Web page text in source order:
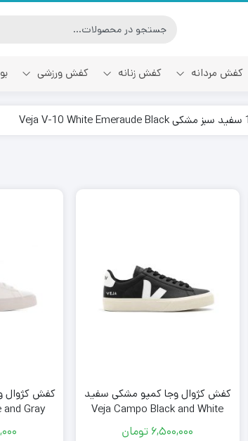
آدیداس آفوایت
کفش مردانه کفش زنانه کفش ورزشی
کفش کژوال وجا کمپو مشکی سفید
Veja Campo Black and White
6,500,000 تومان
کفش کژوال
and Gray